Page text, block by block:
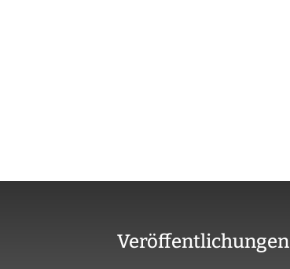
Veröffentlichungen